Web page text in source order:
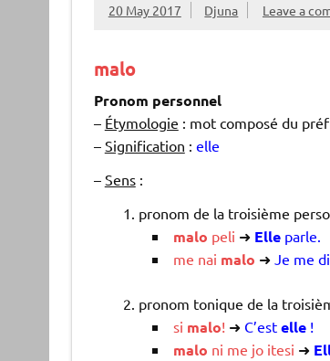
20 May 2017 Djuna Leave a
malo
Pronom personnel
– Étymologie : mot composé du
– Signification : elle
– Sens:
pronom de la troisième
malo peli ➜ Elleparle.
me nai malo ➜ Je me
pronom tonique de la
si malo! ➜ C’est elle!
malo ni me jo itesi ➜